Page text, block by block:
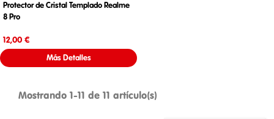
Protector de Cristal Templado Realme
8 Pro
12,00 €
Más Detalles
Mostrando 1-11 de 11 artículo(s)